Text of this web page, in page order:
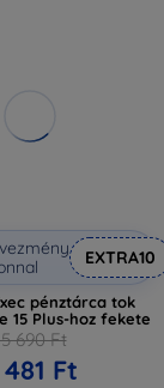
EXTRA10
pénztárca tok
15 Plus-hoz fekete
690 Ft
Ft